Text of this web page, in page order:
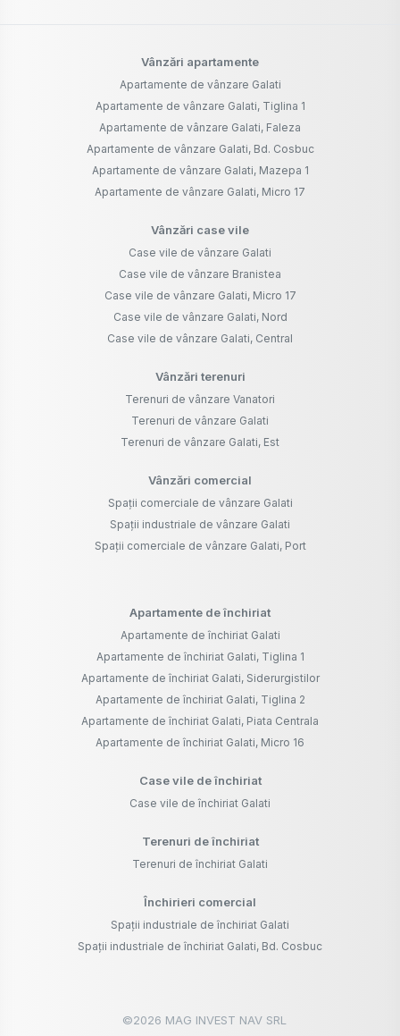
Vânzări apartamente
Apartamente de vânzare Galati
Apartamente de vânzare Galati, Tiglina 1
Apartamente de vânzare Galati, Faleza
Apartamente de vânzare Galati, Bd. Cosbuc
Apartamente de vânzare Galati, Mazepa 1
Apartamente de vânzare Galati, Micro 17
Vânzări case vile
Case vile de vânzare Galati
Case vile de vânzare Branistea
Case vile de vânzare Galati, Micro 17
Case vile de vânzare Galati, Nord
Case vile de vânzare Galati, Central
Vânzări terenuri
Terenuri de vânzare Vanatori
Terenuri de vânzare Galati
Terenuri de vânzare Galati, Est
Vânzări comercial
Spații comerciale de vânzare Galati
Spații industriale de vânzare Galati
Spații comerciale de vânzare Galati, Port
Apartamente de închiriat
Apartamente de închiriat Galati
Apartamente de închiriat Galati, Tiglina 1
Apartamente de închiriat Galati, Siderurgistilor
Apartamente de închiriat Galati, Tiglina 2
Apartamente de închiriat Galati, Piata Centrala
Apartamente de închiriat Galati, Micro 16
Case vile de închiriat
Case vile de închiriat Galati
Terenuri de închiriat
Terenuri de închiriat Galati
Închirieri comercial
Spații industriale de închiriat Galati
Spații industriale de închiriat Galati, Bd. Cosbuc
©2026 MAG INVEST NAV SRL